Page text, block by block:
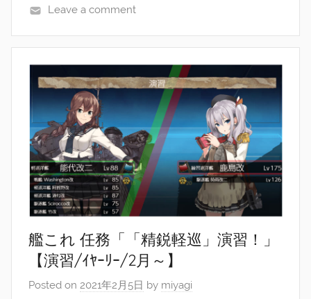
Leave a comment
艦これ 任務「「精鋭軽巡」演習！」
【演習/ｲﾔｰﾘｰ/2月～】
Posted on 2021年2月5日 by miyagi